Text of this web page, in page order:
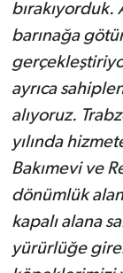
bırakıyorduk.
barınağa
ayrıca
alıyoruz.
yılında
Bakımevi ve
dönümlük
kapalı alana
yürürlüğe